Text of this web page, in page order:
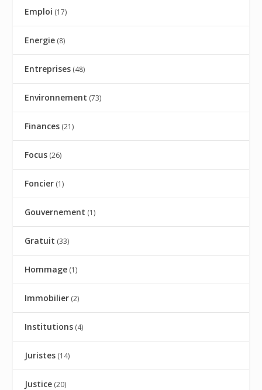
Emploi (17)
Energie (8)
Entreprises (48)
Environnement (73)
Finances (21)
Focus (26)
Foncier (1)
Gouvernement (1)
Gratuit (33)
Hommage (1)
Immobilier (2)
Institutions (4)
Juristes (14)
Justice (20)